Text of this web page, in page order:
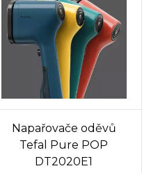
Napařovače oděvů
Tefal Pure POP
DT2020E1